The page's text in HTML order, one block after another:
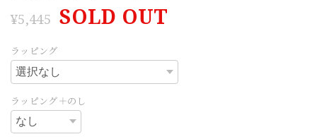
¥5,445 SOLD OUT
ラッピング
ラッピング＋のし